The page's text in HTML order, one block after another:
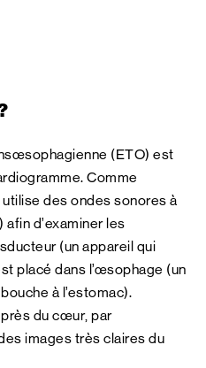
(ETO) est
Comme
des ondes sonores à
d’examiner les
(un appareil qui
placé dans l’œsophage (un
à l’estomac).
du cœur, par
images très claires du